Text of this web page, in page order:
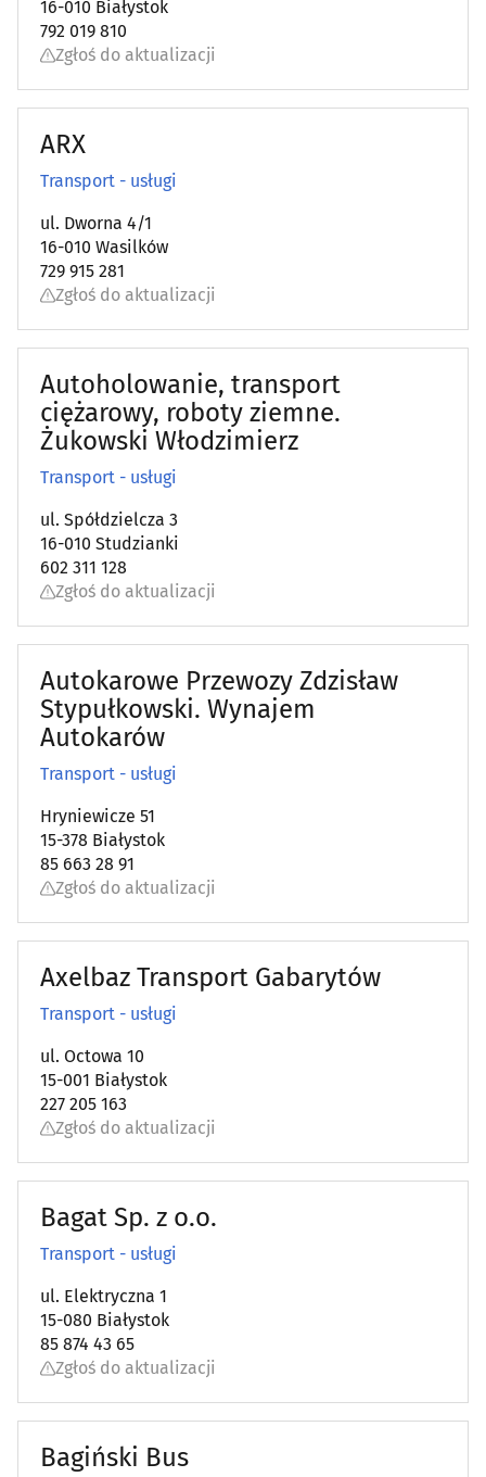
16-010 Białystok
792 019 810
Zgłoś do aktualizacji
ARX
Transport - usługi
ul. Dworna 4/1
16-010 Wasilków
729 915 281
Zgłoś do aktualizacji
Autoholowanie, transport
ciężarowy, roboty ziemne.
Żukowski Włodzimierz
Transport - usługi
ul. Spółdzielcza 3
16-010 Studzianki
602 311 128
Zgłoś do aktualizacji
Autokarowe Przewozy Zdzisław
Stypułkowski. Wynajem
Autokarów
Transport - usługi
Hryniewicze 51
15-378 Białystok
85 663 28 91
Zgłoś do aktualizacji
Axelbaz Transport Gabarytów
Transport - usługi
ul. Octowa 10
15-001 Białystok
227 205 163
Zgłoś do aktualizacji
Bagat Sp. z o.o.
Transport - usługi
ul. Elektryczna 1
15-080 Białystok
85 874 43 65
Zgłoś do aktualizacji
Bagiński Bus